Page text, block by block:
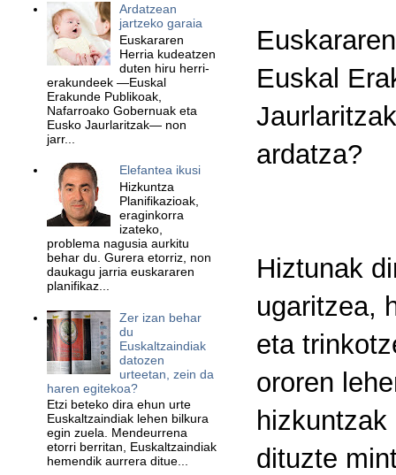
Euskal
ardatza?
Hiztunak
ugaritzea,
eta
ororen
dituzte
Ardatzean
jartzeko garaia
Euskararen
Herria kudeatzen
duten hiru herri-
erakundeek —Euskal
Erakunde Publikoak,
Nafarroako Gobernuak eta
Eusko Jaurlaritzak— non
jarr...
Elefantea ikusi
Hizkuntza
Planifikazioak,
eraginkorra
izateko,
problema nagusia aurkitu
behar du. Gurera etorriz, non
daukagu jarria euskararen
planifikaz...
Zer izan behar
du
Euskaltzaindiak
datozen
urteetan, zein da
haren egitekoa?
Etzi beteko dira ehun urte
Euskaltzaindiak lehen bilkura
egin zuela. Mendeurrena
etorri berritan, Euskaltzaindiak
hemendik aurrera ditue...